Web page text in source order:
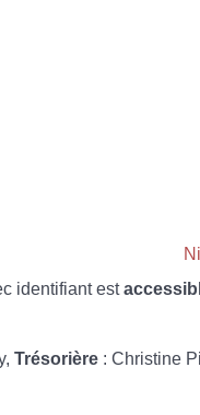
identifiant est
Trésorière : Christine